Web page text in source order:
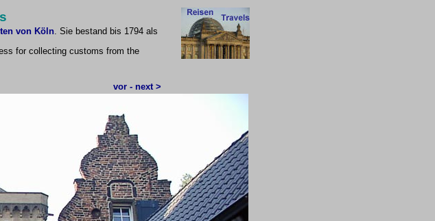
von Köln. Sie bestand bis 1794 als
for collecting customs from the
vor - next >